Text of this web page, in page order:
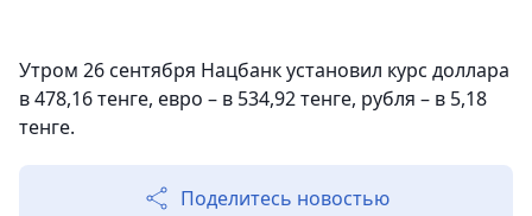
Утром 26 сентября Нацбанк установил курс доллара
в 478,16 тенге, евро – в 534,92 тенге, рубля – в 5,18
тенге.
Поделитесь новостью